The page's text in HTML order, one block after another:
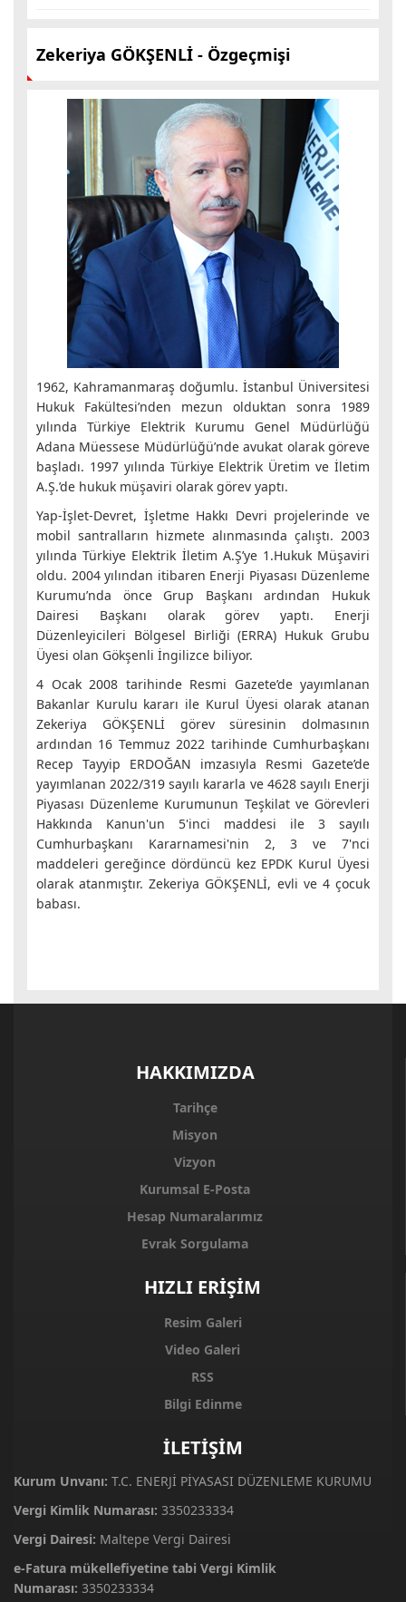
Zekeriya GÖKŞENLİ - Özgeçmişi
1962, Kahramanmaraş doğumlu. İstanbul Üniversitesi
Hukuk Fakültesi’nden mezun olduktan sonra 1989
yılında Türkiye Elektrik Kurumu Genel Müdürlüğü
Adana Müessese Müdürlüğü’nde avukat olarak göreve
başladı. 1997 yılında Türkiye Elektrik Üretim ve İletim
A.Ş.’de hukuk müşaviri olarak görev yaptı.
Yap-İşlet-Devret, İşletme Hakkı Devri projelerinde ve
mobil santralların hizmete alınmasında çalıştı. 2003
yılında Türkiye Elektrik İletim A.Ş’ye 1.Hukuk Müşaviri
oldu. 2004 yılından itibaren Enerji Piyasası Düzenleme
Kurumu’nda önce Grup Başkanı ardından Hukuk
Dairesi Başkanı olarak görev yaptı. Enerji
Düzenleyicileri Bölgesel Birliği (ERRA) Hukuk Grubu
Üyesi olan Gökşenli İngilizce biliyor.
4 Ocak 2008 tarihinde Resmi Gazete’de yayımlanan
Bakanlar Kurulu kararı ile Kurul Üyesi olarak atanan
Zekeriya GÖKŞENLİ görev süresinin dolmasının
ardından 16 Temmuz 2022 tarihinde Cumhurbaşkanı
Recep Tayyip ERDOĞAN imzasıyla Resmi Gazete’de
yayımlanan 2022/319 sayılı kararla ve 4628 sayılı Enerji
Piyasası Düzenleme Kurumunun Teşkilat ve Görevleri
Hakkında Kanun'un 5'inci maddesi ile 3 sayılı
Cumhurbaşkanı Kararnamesi'nin 2, 3 ve 7'nci
maddeleri gereğince dördüncü kez EPDK Kurul Üyesi
olarak atanmıştır. Zekeriya GÖKŞENLİ, evli ve 4 çocuk
babası.
HAKKIMIZDA
Tarihçe
Misyon
Vizyon
Kurumsal E-Posta
Hesap Numaralarımız
Evrak Sorgulama
HIZLI ERİŞİM
Resim Galeri
Video Galeri
RSS
Bilgi Edinme
İLETİŞİM
Kurum Unvanı: T.C. ENERJİ PİYASASI DÜZENLEME KURUMU
Vergi Kimlik Numarası: 3350233334
Vergi Dairesi: Maltepe Vergi Dairesi
e-Fatura mükellefiyetine tabi Vergi Kimlik
Numarası: 3350233334